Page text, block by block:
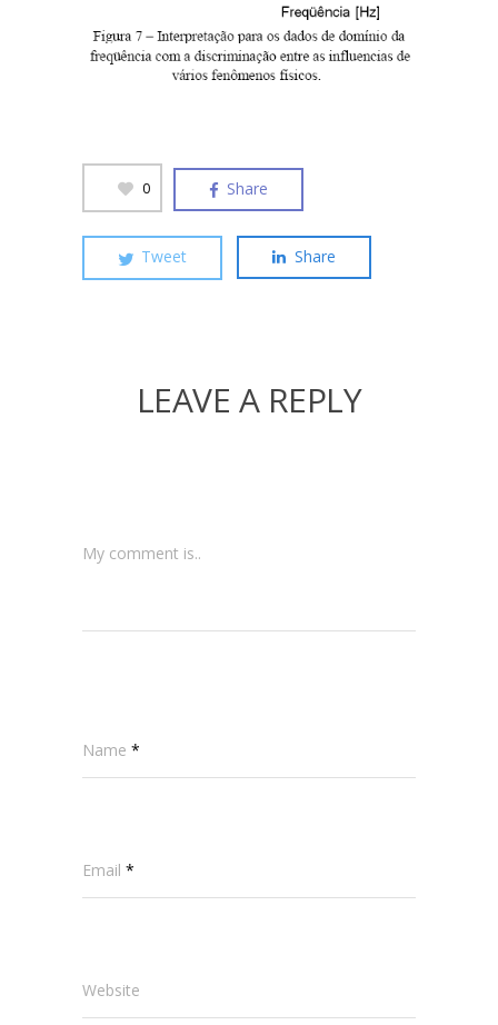
0 Share
Tweet Share
LEAVE A REPLY
My comment is..
Name *
Email *
Website